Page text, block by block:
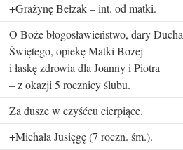
+Grażynę Bełzak – int. od matki.
O Boże błogosławieństwo, dary Ducha
Świętego, opiekę Matki Bożej
i łaskę zdrowia dla Joanny i Piotra
– z okazji 5 rocznicy ślubu.
Za dusze w czyśćcu cierpiące.
+Michała Jusięgę (7 roczn. śm.).